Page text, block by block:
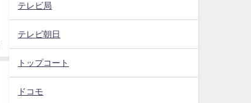
テレビ局
テレビ朝日
トップコート
ドコモ